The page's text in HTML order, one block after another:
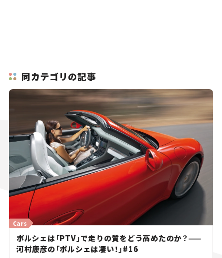
同カテゴリの記事
ポルシェは「PTV」で走りの質をどう高めたのか？——
河村康彦の「ポルシェは凄い！」#16
Cars